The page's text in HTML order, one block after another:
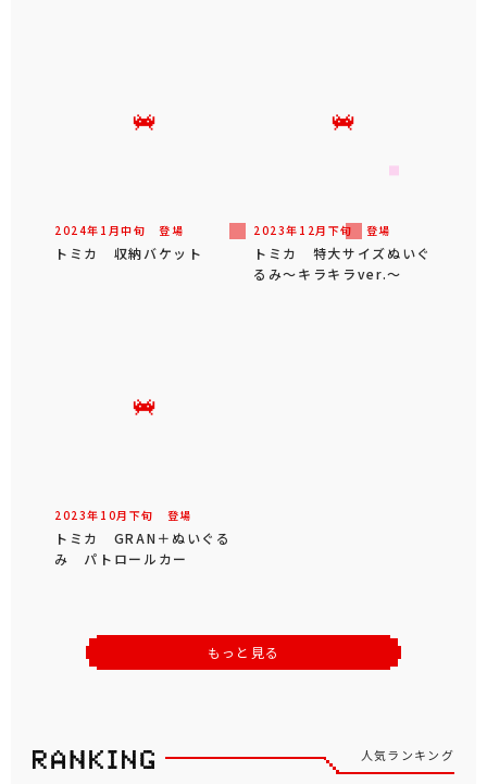
2024年 1 月中旬 登場
トミカ 収納バケット
2023年 12 月 下旬 登場
トミカ 特大サイズぬいぐ
るみ～キラキラver.～
2023年 10月 下旬 登場
トミカ GRAN＋ぬいぐる
み パトロールカー
もっと見る
人気ランキング